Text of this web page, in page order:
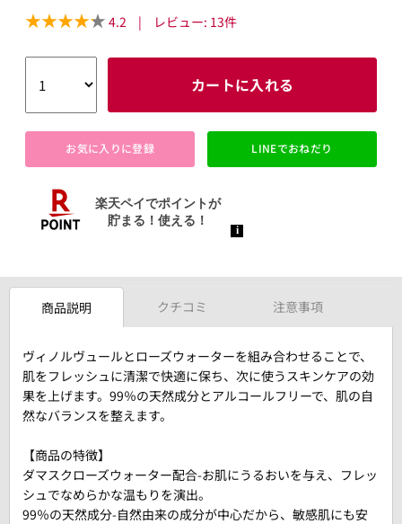
4.2 | レビュー: 13件
カートに入れる
お気に入りに登録 LINEでおねだり
商品説明 クチコミ 注意事項
ヴィノルヴュールとローズウォーターを組み合わせることで、
肌をフレッシュに清潔で快適に保ち、次に使うスキンケアの効
果を上げます。99％の天然成分とアルコールフリーで、肌の自
然なバランスを整えます。
【商品の特徴】
ダマスクローズウォーター配合-お肌にうるおいを与え、フレッ
シュでなめらかな温もりを演出。
99％の天然成分-自然由来の成分が中心だから、敏感肌にも安